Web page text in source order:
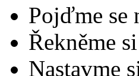
Pojďme se
Řekněme
Nastavme